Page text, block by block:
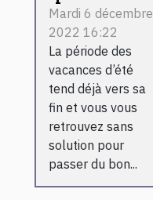
derniers
moments de
l’été ?
Mardi 6 décembre
2022 16:22
La période des
vacances d’été
tend déjà vers sa
fin et vous vous
retrouvez sans
solution pour
passer du bon...